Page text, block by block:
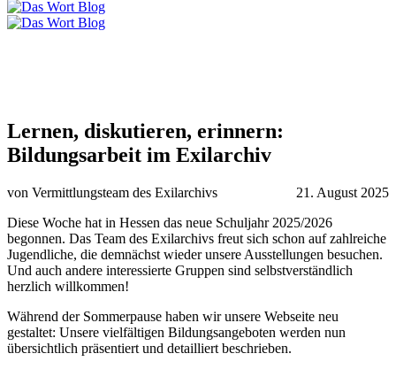
Lernen, diskutieren, erinnern:
Bildungsarbeit im Exilarchiv
21. August 2025
von Vermittlungsteam des Exilarchivs
Diese Woche hat in Hessen das neue Schuljahr 2025/2026
begonnen. Das Team des Exilarchivs freut sich schon auf zahlreiche
Jugendliche, die demnächst wieder unsere Ausstellungen besuchen.
Und auch andere interessierte Gruppen sind selbstverständlich
herzlich willkommen!
Während der Sommerpause haben wir unsere Webseite neu
gestaltet: Unsere vielfältigen Bildungsangeboten werden nun
übersichtlich präsentiert und detailliert beschrieben.